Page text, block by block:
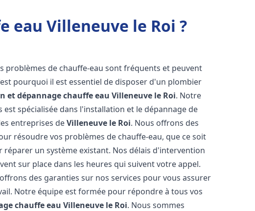
eau Villeneuve le Roi ?
problèmes de chauffe-eau sont fréquents et peuvent
pourquoi il est essentiel de disposer d'un plombier
et dépannage chauffe eau Villeneuve le Roi. Notre
spécialisée dans l'installation et le dépannage de
entreprises deVilleneuve le Roi. Nous offrons des
résoudre vos problèmes de chauffe-eau, que ce soit
un système existant. Nos délais d'intervention
sur place dans les heures qui suivent votre appel.
des garanties sur nos services pour vous assurer
Notre équipe est formée pour répondre à tous vos
chauffe eau Villeneuve le Roi. Nous sommes